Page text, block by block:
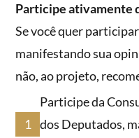
Participe ativamente
Se você quer
manifestando sua
não, ao projeto,
Participe da
dos Deputados,